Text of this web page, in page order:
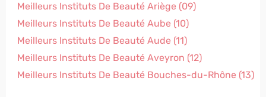
Meilleurs Instituts De Beauté Ariège (09)
Meilleurs Instituts De Beauté Aube (10)
Meilleurs Instituts De Beauté Aude (11)
Meilleurs Instituts De Beauté Aveyron (12)
Meilleurs Instituts De Beauté Bouches-du-Rhône (13)